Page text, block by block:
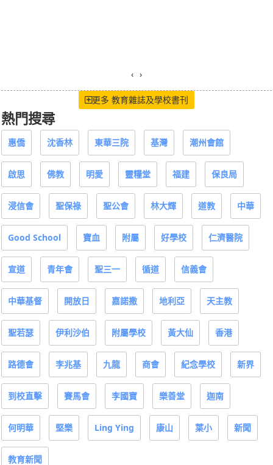
‹ ›
更多 教育雜誌及學校書刊
熱門搜尋
惠僑 沈香林 東華三院 基灣 潮州會館
啟思 佛教 明愛 靈糧堂 福建 保良局
浸信會 聖保祿 聖公會 林大輝 道教 中華
Good School 寶血 附屬 好學校 仁濟醫院
宣道 青年會 聖三一 循道 信義會
中華基督 開放日 嘉諾撒 地利亞 天主教
聖若瑟 伊利沙伯 附屬學校 黃大仙 香港
路德會 李兆基 九龍 商會 紀念學校 新界
到校直擊 賽馬會 李國寶 樂善堂 迦南
何明華 堅樂 Ling Ying 康山 葉小 新聞
教育新聞